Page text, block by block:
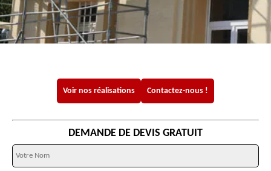
Voir nos réalisations Contactez-nous !
DEMANDE DE DEVIS GRATUIT